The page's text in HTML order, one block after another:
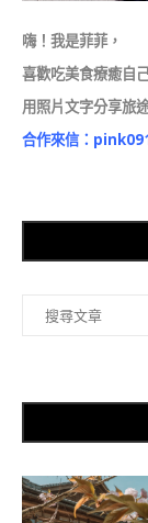
嗨！我是菲菲，
喜歡吃美食療癒自
用照片文字分享旅
合作來信：